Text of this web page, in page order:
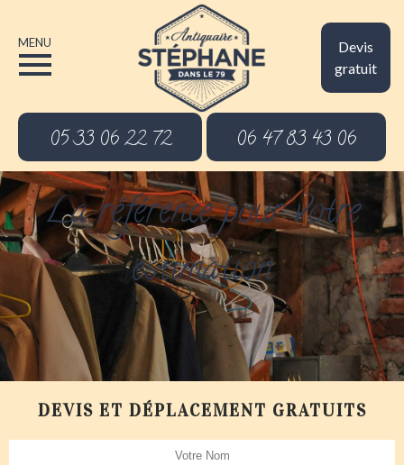
Devis
gratuit
MENU
05 33 06 22 72 06 47 83 43 06
La référence pour votre
estimation
DEVIS ET DÉPLACEMENT GRATUITS